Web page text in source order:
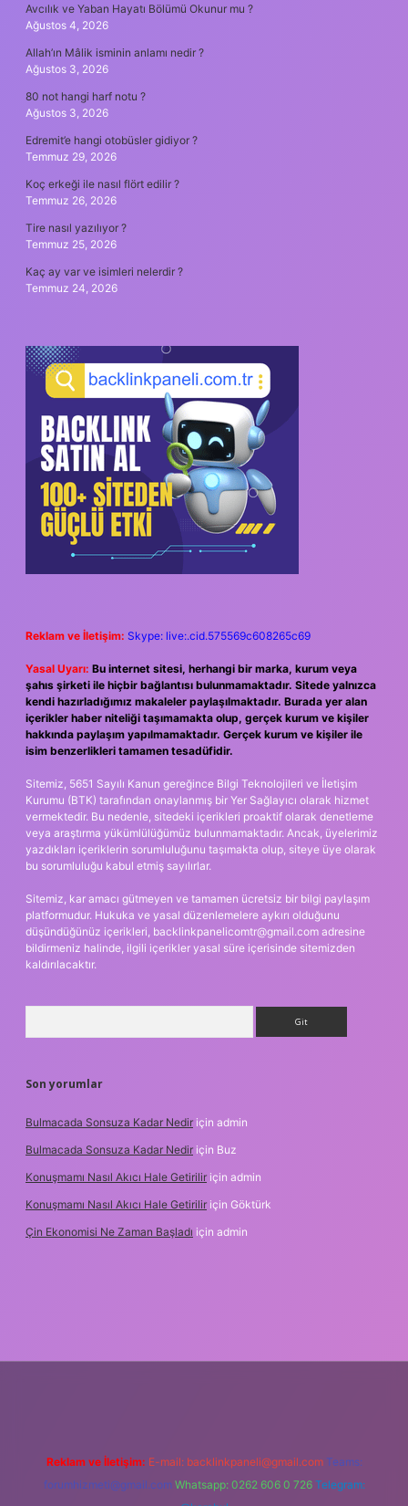
Avcılık ve Yaban Hayatı Bölümü Okunur mu ?
Ağustos 4, 2026
Allah’ın Mâlik isminin anlamı nedir ?
Ağustos 3, 2026
80 not hangi harf notu ?
Ağustos 3, 2026
Edremit’e hangi otobüsler gidiyor ?
Temmuz 29, 2026
Koç erkeği ile nasıl flört edilir ?
Temmuz 26, 2026
Tire nasıl yazılıyor ?
Temmuz 25, 2026
Kaç ay var ve isimleri nelerdir ?
Temmuz 24, 2026
Reklam ve İletişim: Skype: live:.cid.575569c608265c69
Yasal Uyarı: Bu internet sitesi, herhangi bir marka, kurum veya
şahıs şirketi ile hiçbir bağlantısı bulunmamaktadır. Sitede yalnızca
kendi hazırladığımız makaleler paylaşılmaktadır. Burada yer alan
içerikler haber niteliği taşımamakta olup, gerçek kurum ve kişiler
hakkında paylaşım yapılmamaktadır. Gerçek kurum ve kişiler ile
isim benzerlikleri tamamen tesadüfidir.
Sitemiz, 5651 Sayılı Kanun gereğince Bilgi Teknolojileri ve İletişim
Kurumu (BTK) tarafından onaylanmış bir Yer Sağlayıcı olarak hizmet
vermektedir. Bu nedenle, sitedeki içerikleri proaktif olarak denetleme
veya araştırma yükümlülüğümüz bulunmamaktadır. Ancak, üyelerimiz
yazdıkları içeriklerin sorumluluğunu taşımakta olup, siteye üye olarak
bu sorumluluğu kabul etmiş sayılırlar.
Sitemiz, kar amacı gütmeyen ve tamamen ücretsiz bir bilgi paylaşım
platformudur. Hukuka ve yasal düzenlemelere aykırı olduğunu
düşündüğünüz içerikleri, backlinkpanelicomtr@gmail.com adresine
bildirmeniz halinde, ilgili içerikler yasal süre içerisinde sitemizden
kaldırılacaktır.
Son yorumlar
Bulmacada Sonsuza Kadar Nedir için admin
Bulmacada Sonsuza Kadar Nedir için Buz
Konuşmamı Nasıl Akıcı Hale Getirilir için admin
Konuşmamı Nasıl Akıcı Hale Getirilir için Göktürk
Çin Ekonomisi Ne Zaman Başladı için admin
Reklam ve İletişim: E-mail: backlinkpaneli@gmail.com Teams:
forumhizmeti@gmail.com Whatsapp: 0262 606 0 726 Telegram: